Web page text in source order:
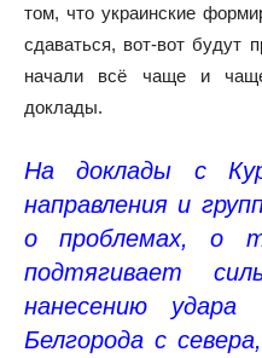
том, что украинские
сдаваться, вот-вот будут
начали всё чаще и
доклады.
На доклады с
направления и
о проблемах, о
подтягивает
нанесению
Белгорода с